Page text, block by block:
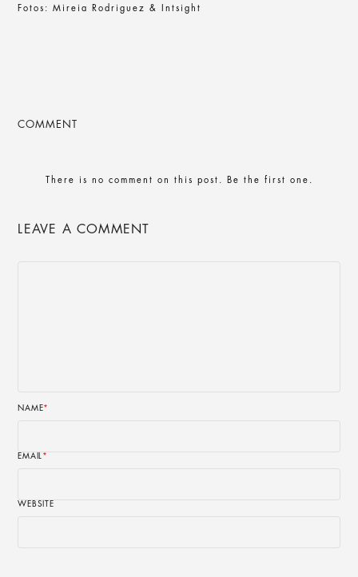
Fotos: Mireia Rodriguez & Intsight
COMMENT
There is no comment on this post. Be the first one.
LEAVE A COMMENT
NAME*
EMAIL *
WEBSITE